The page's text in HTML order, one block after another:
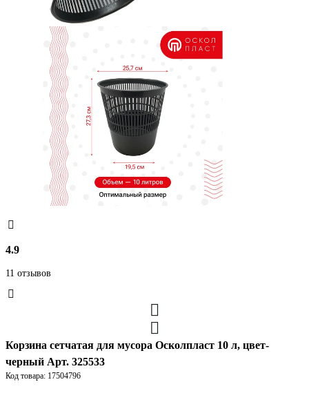
4.9
11 отзывов
Корзина сетчатая для мусора Осколпласт 10 л, цвет-
черный Арт. 325533
Код товара: 17504796